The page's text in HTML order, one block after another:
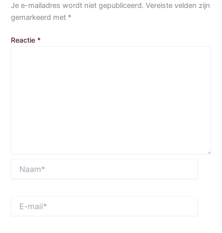
Je e-mailadres wordt niet gepubliceerd. Vereiste velden zijn
gemarkeerd met *
Reactie *
mail*